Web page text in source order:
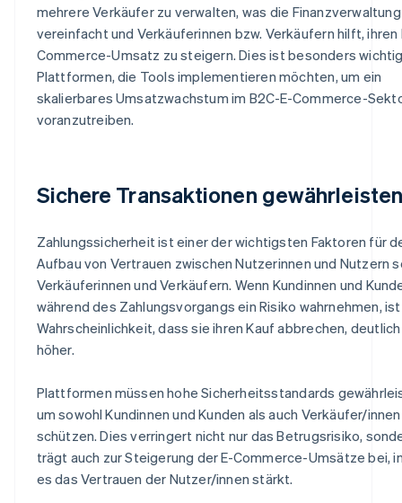
mehrere Verkäufer zu verwalten, was die Finanzverwaltung
vereinfacht und Verkäuferinnen bzw. Verkäufern hilft, ihren
Commerce-Umsatz zu steigern. Dies ist besonders
Plattformen, die Tools implementieren möchten, um ein
skalierbares Umsatzwachstum im B2C-E-Commerce-
voranzutreiben.
Sichere Transaktionen gewährleisten
Zahlungssicherheit ist einer der wichtigsten Faktoren für
Aufbau von Vertrauen zwischen Nutzerinnen und Nutzern
Verkäuferinnen und Verkäufern. Wenn Kundinnen und
während des Zahlungsvorgangs ein Risiko wahrnehmen,
Wahrscheinlichkeit, dass sie ihren Kauf abbrechen, deutlich
höher.
Plattformen müssen hohe Sicherheitsstandards
um sowohl Kundinnen und Kunden als auch Verkäufer/
schützen. Dies verringert nicht nur das Betrugsrisiko,
trägt auch zur Steigerung der E-Commerce-Umsätze bei,
es das Vertrauen der Nutzer/innen stärkt.